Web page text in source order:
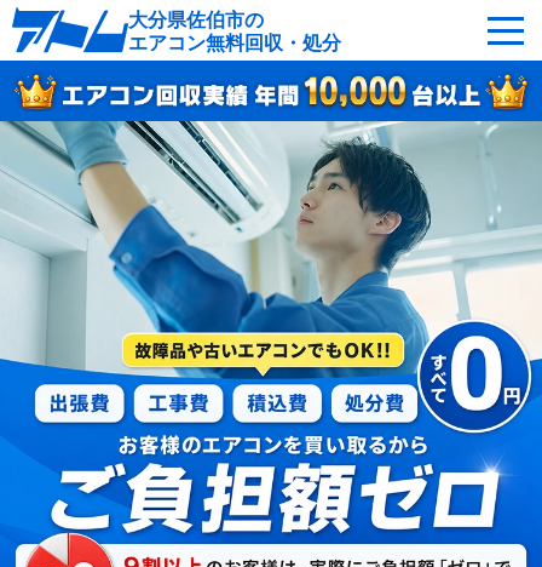
大分県佐伯市の
エアコン無料回収・処分
サービスの特徴 回収可能なエアコン
対応エリア 回収の流れ
よくあるご質問 運営会社
佐伯市へ無料出張
最短即日 お急ぎの方はこちら
050-5482-9461
受付：24時間年中無休（通話料無料）
LINEやメールでカンタン依頼